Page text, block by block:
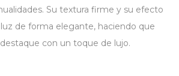
Su textura firme y su efecto
de forma elegante, haciendo que
con un toque de lujo.